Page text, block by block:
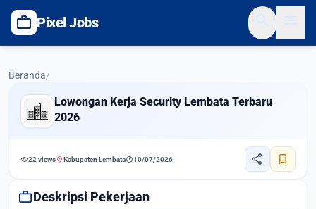
work Pixel Jobs
Beranda/
Lowongan Kerja Security Lembata Terbaru
2026
visibility22 viewslocation_onKabupaten Lembataschedule10/07/2026 share bookmark
workDeskripsi Pekerjaan